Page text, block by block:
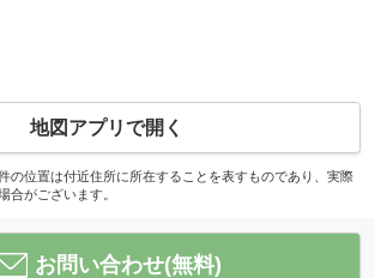
地図アプリで開く
の位置は付近住所に所在することを表すものであり、実際
合がございます。
お問い合わせ(無料)